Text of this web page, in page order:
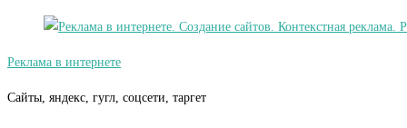
Реклама в интернете
Сайты, яндекс, гугл, соцсети, таргет